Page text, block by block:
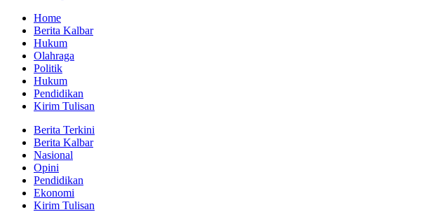
Home
Berita Kalbar
Hukum
Olahraga
Politik
Hukum
Pendidikan
Kirim Tulisan
Berita Terkini
Berita Kalbar
Nasional
Opini
Pendidikan
Ekonomi
Kirim Tulisan